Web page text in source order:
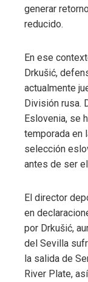
generar
reducido.
En ese
Drkušić,
actualmente
División rusa.
Eslovenia, se
temporada en
selección
antes de ser
El director
en
por Drkušić,
del Sevilla
la salida de
River Plate,